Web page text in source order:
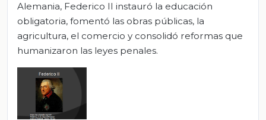
Alemania, Federico II instauró la educación
obligatoria, fomentó las obras públicas, la
agricultura, el comercio y consolidó reformas que
humanizaron las leyes penales.